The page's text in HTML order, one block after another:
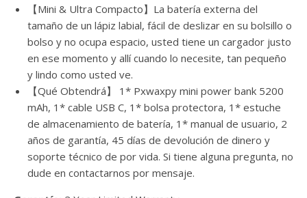
【Mini & Ultra Compacto】La batería externa del
tamaño de un lápiz labial, fácil de deslizar en su bolsillo o
bolso y no ocupa espacio, usted tiene un cargador justo
en ese momento y allí cuando lo necesite, tan pequeño
y lindo como usted ve.
【Qué Obtendrá】 1* Pxwaxpy mini power bank 5200
mAh, 1* cable USB C, 1* bolsa protectora, 1* estuche
de almacenamiento de batería, 1* manual de usuario, 2
años de garantía, 45 días de devolución de dinero y
soporte técnico de por vida. Si tiene alguna pregunta, no
dude en contactarnos por mensaje.